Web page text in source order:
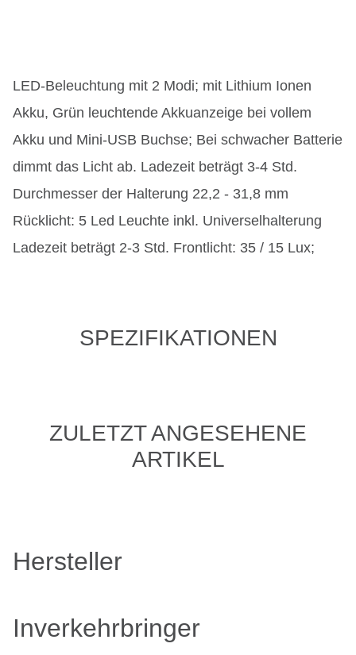
LED-Beleuchtung mit 2 Modi; mit Lithium Ionen
Akku, Grün leuchtende Akkuanzeige bei vollem
Akku und Mini-USB Buchse; Bei schwacher Batterie
dimmt das Licht ab. Ladezeit beträgt 3-4 Std.
Durchmesser der Halterung 22,2 - 31,8 mm
Rücklicht: 5 Led Leuchte inkl. Universelhalterung
Ladezeit beträgt 2-3 Std. Frontlicht: 35 / 15 Lux;
SPEZIFIKATIONEN
ZULETZT ANGESEHENE
ARTIKEL
Hersteller
Inverkehrbringer